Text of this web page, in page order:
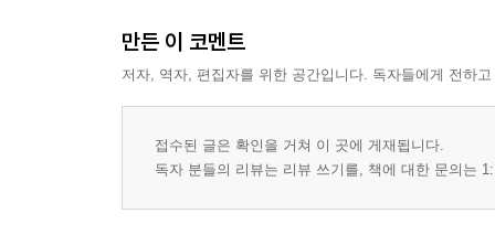
만든 이 코멘트
저자, 역자, 편집자를 위한 공간입니다. 독자들에게 전하
접수된 글은 확인을 거쳐 이 곳에 게재됩니다.
독자 분들의 리뷰는 리뷰 쓰기를, 책에 대한 문의는